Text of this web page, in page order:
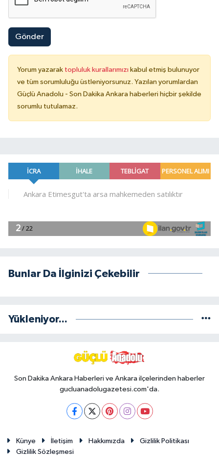
Gönder
Yorum yazarak topluluk kurallarımızı kabul etmiş bulunuyor
ve tüm sorumluluğu üstleniyorsunuz. Yazılan yorumlardan
Güçlü Anadolu - Son Dakika Ankara haberleri hiçbir şekilde
sorumlu tutulamaz.
Bunlar Da İlginizi Çekebilir
Yükleniyor...
Son Dakika Ankara Haberleri ve Ankara ilçelerinden haberler
gucluanadolugazetesi.com'da.
Künye İletişim Hakkımızda
Gizlilik Politikası
Gizlilik Sözleşmesi